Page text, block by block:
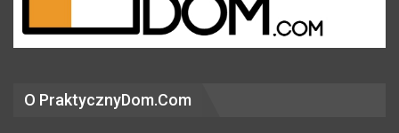
O PraktycznyDom.Com